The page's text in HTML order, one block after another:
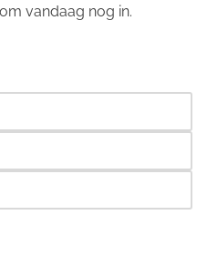
vandaag nog in.